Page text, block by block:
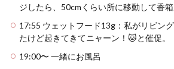
ジしたら、50cmくらい所に移動して香箱
17:55 ウェットフード13g：私がリビン
たけど起きてきてニャーン！🐱と催促。
19:00〜 一緒にお風呂